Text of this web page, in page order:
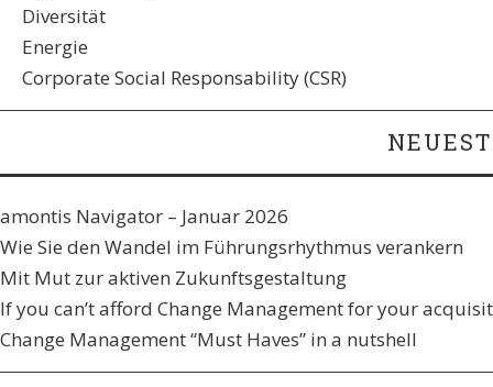
Diversität
Energie
Corporate Social Responsability (CSR)
amontis Navigator – Januar 2026
Wie Sie den Wandel im Führungsrhythmus verankern​
Mit Mut zur aktiven Zukunftsgestaltung
If you can’t afford Change Management for your
Change Management “Must Haves” in a nutshell